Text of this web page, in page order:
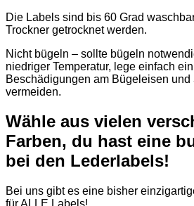
Die Labels sind bis 60 Grad
Trockner getrocknet werden.
Nicht bügeln – sollte bügeln
niedriger Temperatur, lege einfach
Beschädigungen am Bügeleisen und
vermeiden.
Wähle aus vielen
Farben, du hast eine
bei den Lederlabels!
Bei uns gibt es eine bisher